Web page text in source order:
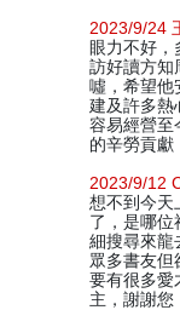
2023/9/24
眼力不好，
訪好讀方知
噓，希望他
建及許多熱
容易經營至
的辛勞貢獻
2023/9/12
想不到今天
了，是哪位
細搜尋來龍
眾多書友但
要有很多愛
主，謝謝您